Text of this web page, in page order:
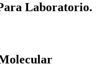
Laboratorio.